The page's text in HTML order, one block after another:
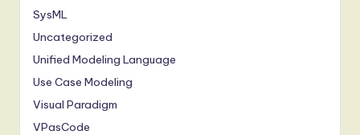
SysML
Uncategorized
Unified Modeling Language
Use Case Modeling
Visual Paradigm
VPasCode